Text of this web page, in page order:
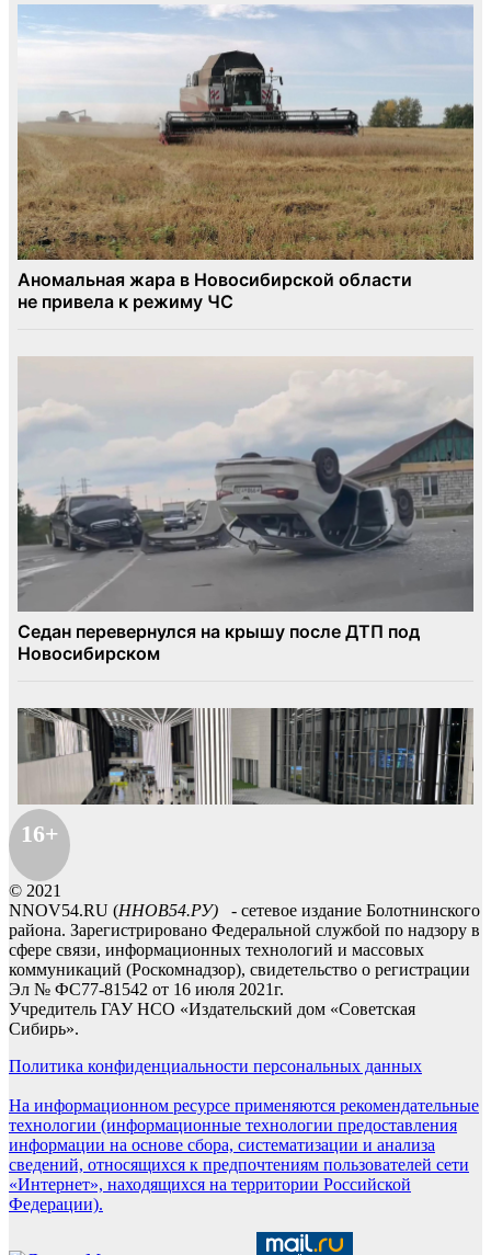
16+
© 2021
NNOV54.RU (ННОВ54.РУ) - сетевое издание Болотнинского
района. Зарегистрировано Федеральной службой по надзору в
сфере связи, информационных технологий и массовых
коммуникаций (Роскомнадзор), свидетельство о регистрации
Эл № ФС77-81542 от 16 июля 2021г.
Учредитель ГАУ НСО «Издательский дом «Советская
Сибирь».
Политика конфиденциальности персональных данных
На информационном ресурсе применяются рекомендательные
технологии (информационные технологии предоставления
информации на основе сбора, систематизации и анализа
сведений, относящихся к предпочтениям пользователей сети
«Интернет», находящихся на территории Российской
Федерации).